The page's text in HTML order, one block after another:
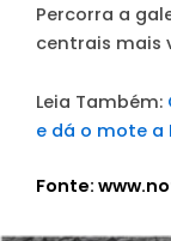
Percorra a
centrais mais
Leia Também:
e dá o mote a
Fonte: